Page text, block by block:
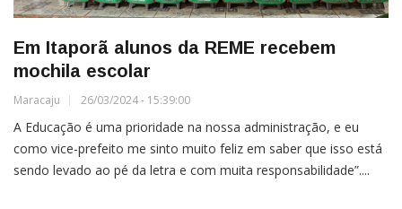
Em Itaporã alunos da REME recebem
mochila escolar
Maracaju 26/03/2024 - 15:39:00
A Educação é uma prioridade na nossa administração, e eu
como vice-prefeito me sinto muito feliz em saber que isso está
sendo levado ao pé da letra e com muita responsabilidade”....